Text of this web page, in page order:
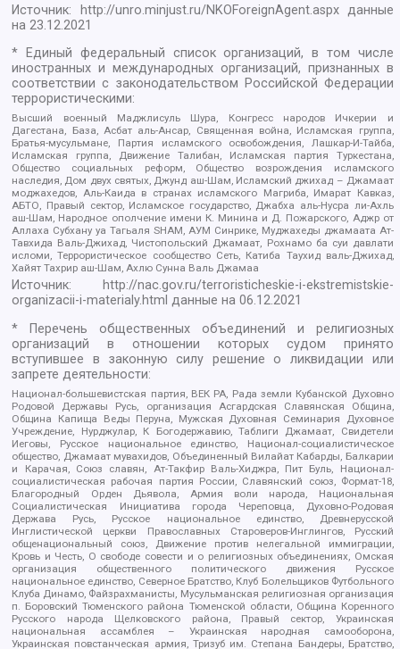
Источник: http://unro.minjust.ru/NKOForeignAgent.aspxданные
на23.12.2021
* Единый федеральный список организаций, в том числе
иностранных и международных организаций, признанных в
соответствии с законодательством Российской Федерации
террористическими:
Высший военный Маджлисуль Шура, Конгресс народов Ичкерии и
Дагестана, База, Асбат аль-Ансар, Священная война, Исламская группа,
Братья-мусульмане, Партия исламского освобождения, Лашкар-И-Тайба,
Исламская группа, Движение Талибан, Исламская партия Туркестана,
Общество социальных реформ, Общество возрождения исламского
наследия, Дом двух святых, Джунд аш-Шам, Исламский джихад – Джамаат
моджахедов, Аль-Каида в странах исламского Магриба, Имарат Кавказ,
АБТО, Правый сектор, Исламское государство, Джабха аль-Нусра ли-Ахль
аш-Шам, Народное ополчение имени К. Минина и Д. Пожарского, Аджр от
Аллаха Субхану уа Тагьаля SHAM, АУМ Синрике, Муджахеды джамаата Ат-
Тавхида Валь-Джихад, Чистопольский Джамаат, Рохнамо ба суи давлати
исломи, Террористическое сообщество Сеть, Катиба Таухид валь-Джихад,
Хайят Тахрир аш-Шам, Ахлю Сунна Валь Джамаа
Источник:
http://nac.gov.ru/terroristicheskie-i-ekstremistskie-
organizacii-i-materialy.html данные на06.12.2021
* Перечень общественных объединений и религиозных
организаций в отношении которых судом принято
вступившее в законную силу решение о ликвидации или
запрете деятельности:
Национал-большевистская партия, ВЕК РА, Рада земли Кубанской Духовно
Родовой Державы Русь, организация Асгардская Славянская Община,
Община Капища Веды Перуна, Мужская Духовная Семинария Духовное
Учреждение, Нурджулар, К Богодержавию, Таблиги Джамаат, Свидетели
Иеговы, Русское национальное единство, Национал-социалистическое
общество, Джамаат мувахидов, Объединенный Вилайат Кабарды, Балкарии
и Карачая, Союз славян, Ат-Такфир Валь-Хиджра, Пит Буль, Национал-
социалистическая рабочая партия России, Славянский союз, Формат-18,
Благородный Орден Дьявола, Армия воли народа, Национальная
Социалистическая Инициатива города Череповца, Духовно-Родовая
Держава Русь, Русское национальное единство, Древнерусской
Инглистической церкви Православных Староверов-Инглингов, Русский
общенациональный союз, Движение против нелегальной иммиграции,
Кровь и Честь, О свободе совести и о религиозных объединениях, Омская
организация общественного политического движения Русское
национальное единство, Северное Братство, Клуб Болельщиков Футбольного
Клуба Динамо, Файзрахманисты, Мусульманская религиозная организация
п. Боровский Тюменского района Тюменской области, Община Коренного
Русского народа Щелковского района, Правый сектор, Украинская
национальная ассамблея – Украинская народная самооборона,
Украинская повстанческая армия, Тризуб им. Степана Бандеры, Братство,